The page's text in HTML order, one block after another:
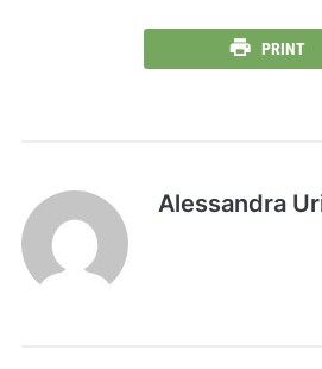
PRINT
Alessandra